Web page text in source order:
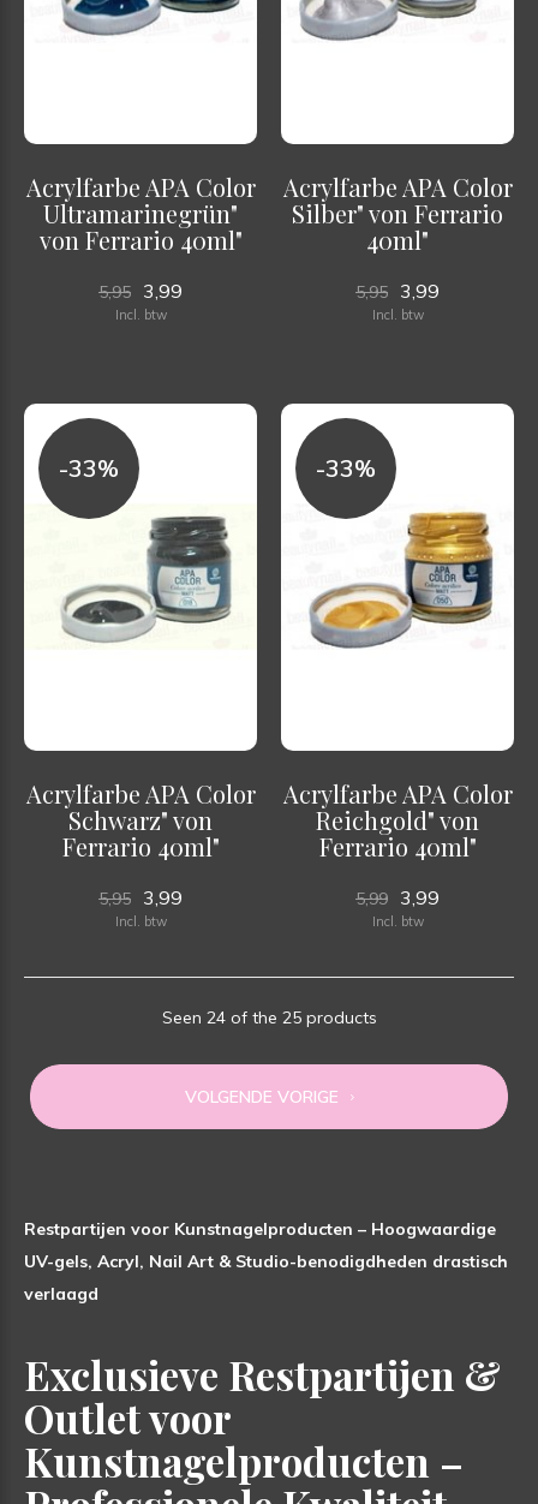
Acrylfarbe APA Color
Ultramarinegrün"
von Ferrario 40ml"
5,95 3,99
Incl. btw
Acrylfarbe APA Color
Silber" von Ferrario
40ml"
5,95 3,99
Incl. btw
-33%
Acrylfarbe APA Color
Schwarz" von
Ferrario 40ml"
5,95 3,99
Incl. btw
-33%
Acrylfarbe APA Color
Reichgold" von
Ferrario 40ml"
5,99 3,99
Incl. btw
Seen 24 of the 25 products
VOLGENDE VORIGE
Restpartijen voor Kunstnagelproducten – Hoogwaardige
UV-gels, Acryl, Nail Art & Studio-benodigdheden drastisch
verlaagd
Exclusieve Restpartijen &
Outlet voor
Kunstnagelproducten –